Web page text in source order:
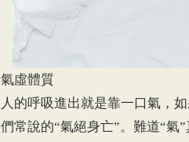
氣虛體質
人的呼吸進出就是靠一口氣，
們常說的“氣絕身亡”。難道“氣